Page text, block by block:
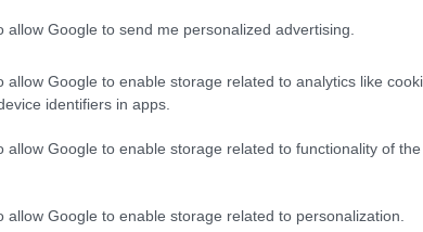
allow Google to send me personalized advertising.
allow Google to enable storage related to analytics like
identifiers in apps.
allow Google to enable storage related to functionality of
allow Google to enable storage related to personalization.
az esetről készült bolti kamerás videófelvételt , amit